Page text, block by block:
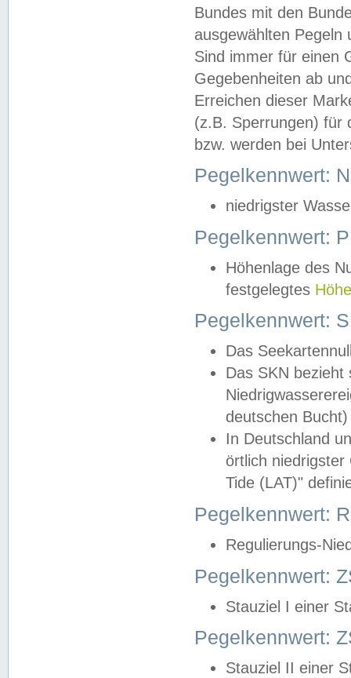
Bundes mit den
ausgewählten
Sind immer für einen
Gegebenheiten ab
Erreichen dieser
(z.B. Sperrungen) für
bzw. werden bei
Pegelkennwert:
niedrigster
Pegelkennwert:
Höhenlage des
festgelegtes
Pegelkennwert:
Das
Das SKN
deutschen
In Deutschland
örtlich
Tide (LAT)"
Pegelkennwert:
Regulierungs-
Pegelkennwert:
Stauziel I einer
Pegelkennwert:
Stauziel II einer